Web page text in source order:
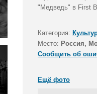
"Медведь" в First
Категория:
Место: Россия,
Сообщить об
Ещё фото